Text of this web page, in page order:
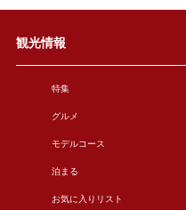
観光情報
特集
グルメ
モデルコース
泊まる
お気に入りリスト